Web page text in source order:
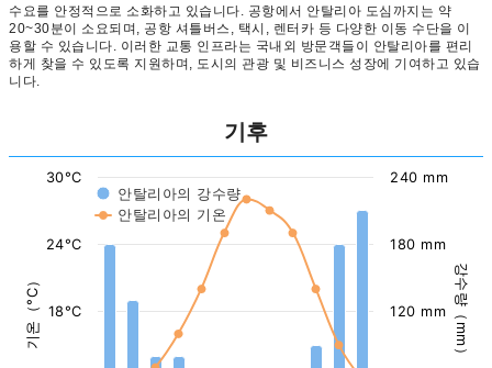
수요를 안정적으로 소화하고 있습니다. 공항에서 안탈리아 도심까지는 약
20~30분이 소요되며, 공항 셔틀버스, 택시, 렌터카 등 다양한 이동 수단을 이
용할 수 있습니다. 이러한 교통 인프라는 국내외 방문객들이 안탈리아를 편리
하게 찾을 수 있도록 지원하며, 도시의 관광 및 비즈니스 성장에 기여하고 있습
니다.
기후
기온（°C） 강수량（mm）
안탈리아의 강수량
안탈리아의 기온
18°C
24°C
30°C
120 mm
180 mm
240 mm